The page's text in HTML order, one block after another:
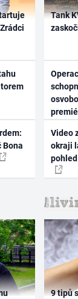
Bona
Tank
Video
okraji
9 tipů